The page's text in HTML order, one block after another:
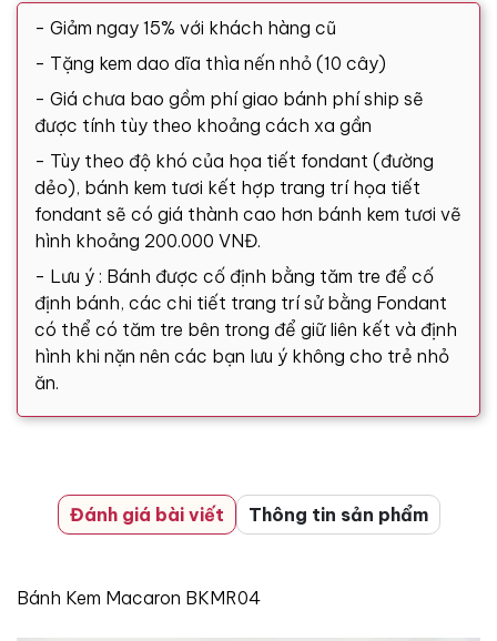
- Giảm ngay 15% với khách hàng cũ
- Tặng kem dao dĩa thìa nến nhỏ (10 cây)
- Giá chưa bao gồm phí giao bánh phí ship sẽ
được tính tùy theo khoảng cách xa gần
- Tùy theo độ khó của họa tiết fondant (đường
dẻo), bánh kem tươi kết hợp trang trí họa tiết
fondant sẽ có giá thành cao hơn bánh kem tươi vẽ
hình khoảng 200.000 VNĐ.
- Lưu ý : Bánh được cố định bằng tăm tre để cố
định bánh, các chi tiết trang trí sử bằng Fondant
có thể có tăm tre bên trong để giữ liên kết và định
hình khi nặn nên các bạn lưu ý không cho trẻ nhỏ
ăn.
Đánh giá bài viết Thông tin sản phẩm
Bánh Kem Macaron BKMR04